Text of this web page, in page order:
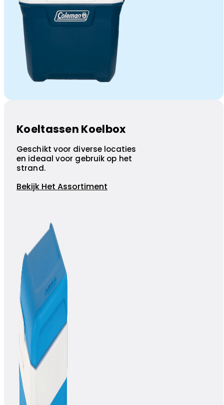
Koeltassen Koelbox
Geschikt voor diverse locaties
en ideaal voor gebruik op het
strand.
Bekijk Het Assortiment